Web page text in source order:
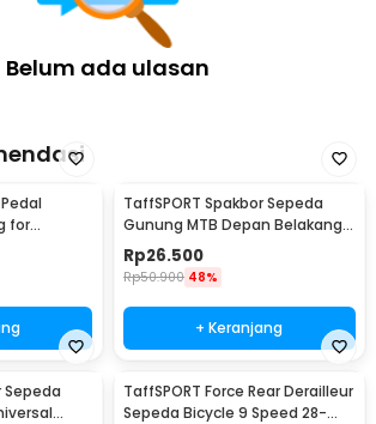
Belum ada ulasan
for
L
TaffSPORT Spakbor Sepeda
Gunung MTB Depan Belakang
Anti Cipratan - Y901
Rp26.500
Rp50.900 48%
+ Keranjang
Sepeda
TaffSPORT Force Rear Derailleur
Sepeda Bicycle 9 Speed 28-